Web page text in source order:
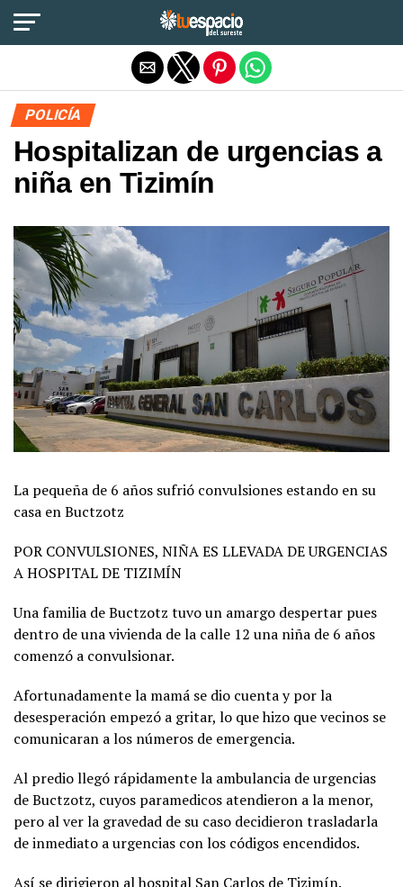
POLICÍA
Hospitalizan de urgencias a
niña en Tizimín
La pequeña de 6 años sufrió convulsiones estando en su
casa en Buctzotz
POR CONVULSIONES, NIÑA ES LLEVADA DE URGENCIAS
A HOSPITAL DE TIZIMÍN
Una familia de Buctzotz tuvo un amargo despertar pues
dentro de una vivienda de la calle 12 una niña de 6 años
comenzó a convulsionar.
Afortunadamente la mamá se dio cuenta y por la
desesperación empezó a gritar, lo que hizo que vecinos se
comunicaran a los números de emergencia.
Al predio llegó rápidamente la ambulancia de urgencias
de Buctzotz, cuyos paramedicos atendieron a la menor,
pero al ver la gravedad de su caso decidieron trasladarla
de inmediato a urgencias con los códigos encendidos.
Así se dirigieron al hospital San Carlos de Tizimín.
Salir de la versión móvil